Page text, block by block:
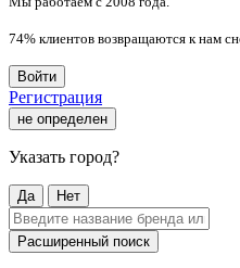
74% клиентов возвращаются к нам
Войти
Регистрация
не определен
Указать город?
Да Нет
Расширенный поиск